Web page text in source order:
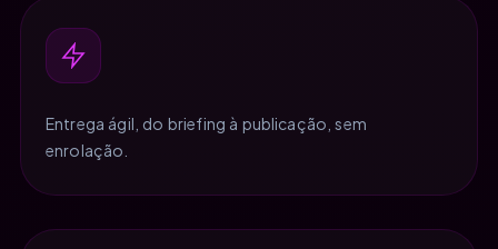
Entrega ágil, do briefing à publicação, sem
enrolação.